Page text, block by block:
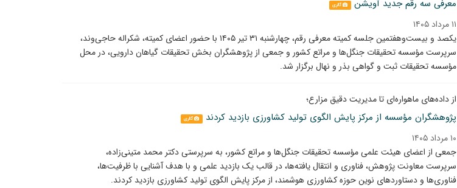
معرفی سه رقم جدید آویشن گالری
۱۱ مرداد ۱۴۰۵
یکصد و بیست‌وهفتمین جلسه کمیته معرفی رقم، چهارشنبه ۳۱ تیر ۱۴۰۵ با حضور اعضای کمیته، شکراله حاجی‌وند،
سرپرست مؤسسه تحقیقات جنگل‌ها و مراتع کشور و جمعی از پژوهشگران بخش تحقیقات گیاهان دارویی، در محل
مؤسسه تحقیقات ثبت و گواهی بذر و نهال برگزار شد.
از داده‌های ماهواره‌ای تا مدیریت دقیق مزارع؛
پژوهشگران مؤسسه از مرکز پایش الگوی تولید کشاورزی بازدید کردند گالری
۱۰ مرداد ۱۴۰۵
جمعی از اعضای هیئت علمی مؤسسه تحقیقات جنگل‌ها و مراتع کشور، به سرپرستی دکتر محمد متینی‌زاده،
سرپرست معاونت پژوهش، فناوری و انتقال یافته‌ها، در قالب یک بازدید علمی و با هدف آشنایی با ظرفیت‌ها،
فناوری‌ها و دستاوردهای نوین حوزه کشاورزی هوشمند، از مرکز پایش الگوی تولید کشاورزی بازدید کردند.